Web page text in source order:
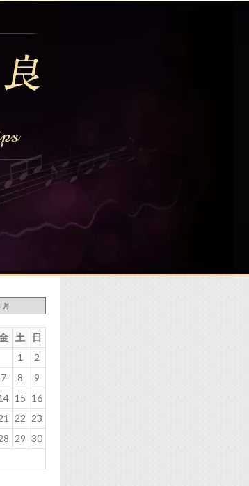
土
日
1
2
7 8
9
15 16
22 23
29 30